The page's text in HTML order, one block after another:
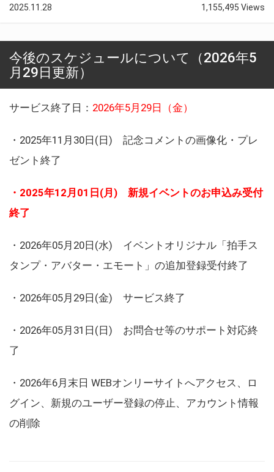
2025.11.28 1,155,495 Views
今後のスケジュールについて（2026年5
月29日更新）
サービス終了日： 2026年5月29日（金）
・2025年11月30日(日) 記念コメントの画像化・プレ
ゼント終了
・2025年12月01日(月) 新規イベントのお申込み受付
終了
・2026年05月20日(水) イベントオリジナル「拍手ス
タンプ・アバター・エモート」の追加登録受付終了
・2026年05月29日(金) サービス終了
・2026年05月31日(日) お問合せ等のサポート対応終
了
・2026年6月末日 WEBオンリーサイトへアクセス、ロ
グイン、新規のユーザー登録の停止、アカウント情報
の削除